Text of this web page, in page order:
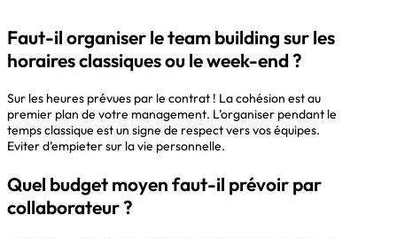
Faut-il organiser le team building sur les
horaires classiques ou le week-end ?
Sur les heures prévues par le contrat ! La cohésion est au
premier plan de votre management. L’organiser pendant le
temps classique est un signe de respect vers vos équipes.
Eviter d’empieter sur la vie personnelle.
Quel budget moyen faut-il prévoir par
collaborateur ?